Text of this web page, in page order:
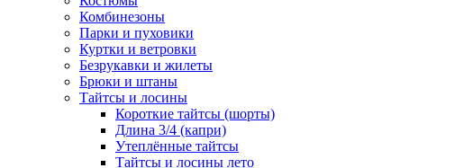
Комбинезоны
Парки и пуховики
Куртки и ветровки
Безрукавки и жилеты
Брюки и штаны
Тайтсы и лосины
Короткие тайтсы (шорты)
Длина 3/4 (капри)
Утеплённые тайтсы
Тайтсы и лосины лето